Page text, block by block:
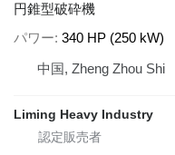
円錐型破砕機
パワー 340 HP (250 kW)
中国, Zheng Zhou Shi
Liming Heavy Industry